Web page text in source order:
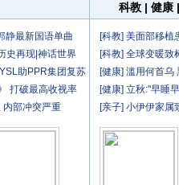
静最新国语单曲
史再现 |神话世界
助PPR集团复苏
打破最高收视率
内部冲突严重
科教 | 健康
[科教] 美面部移植
[科教] 全球变暖致
[健康] 滥用何首乌
[健康] 立秋:"早睡
[亲子] 小伊伊家属